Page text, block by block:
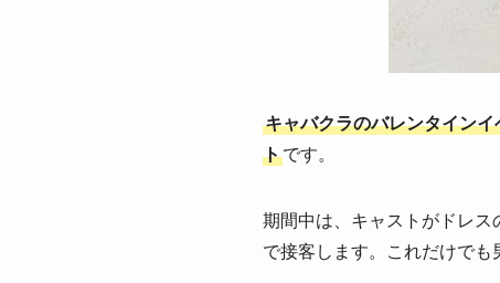
キャバクラのバレンタイン
トです。
期間中は、キャストがドレ
で接客します。これだけでも